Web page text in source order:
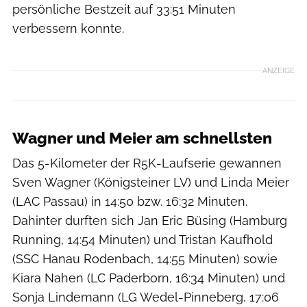
persönliche Bestzeit auf 33:51 Minuten
verbessern konnte.
ANZEIGE
Wagner und Meier am schnellsten
Das 5-Kilometer der R5K-Laufserie gewannen
Sven Wagner (Königsteiner LV) und Linda Meier
(LAC Passau) in 14:50 bzw. 16:32 Minuten.
Dahinter durften sich Jan Eric Büsing (Hamburg
Running, 14:54 Minuten) und Tristan Kaufhold
(SSC Hanau Rodenbach, 14:55 Minuten) sowie
Kiara Nahen (LC Paderborn, 16:34 Minuten) und
Sonja Lindemann (LG Wedel-Pinneberg, 17:06